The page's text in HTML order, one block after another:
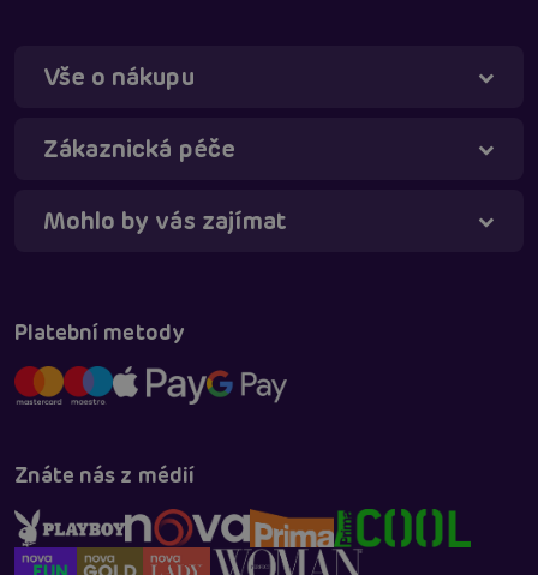
Vše o nákupu
Zákaznická péče
Mohlo by vás zajímat
Platební metody
Znáte nás z médií